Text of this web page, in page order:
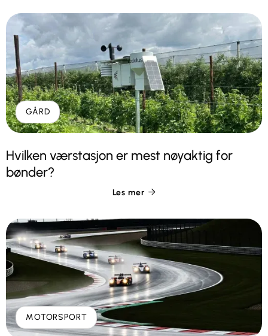
GÅRD
Hvilken værstasjon er mest nøyaktig for
bønder?
Les mer 
MOTORSPORT